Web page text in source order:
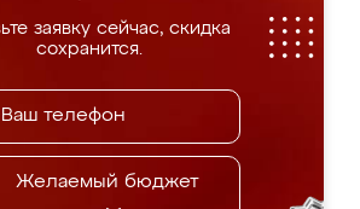
заявку сейчас, скидка
сохранится.
Желаемый бюджет